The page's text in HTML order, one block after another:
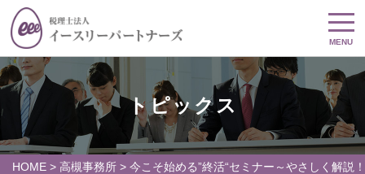
MENU
トピックス
HOME > 高槻事務所 > 今こそ始める”終活“セミナー～やさしく解